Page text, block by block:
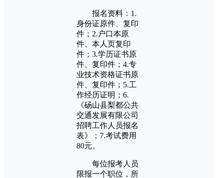
报名资料：1.
身份证原件、复印
件；2.户口本原
件、本人页复印
件；3.学历证书原
件、复印件；4.专
业技术资格证书原
件、复印件；5.工
作经历证明；6.
《砀山县梨都公共
交通发展有限公司
招聘工作人员报名
表》；7.考试费用
80元。
每位报考人员
限报一个职位，所